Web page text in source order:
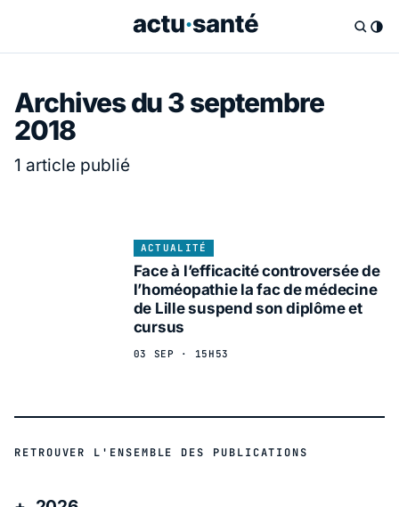
Archives du 3 septembre
2018
1 article publié
ACTUALITÉ
Face à l’efficacité controversée de
l’homéopathie la fac de médecine
de Lille suspend son diplôme et
cursus
03 SEP · 15H53
RETROUVER L'ENSEMBLE DES PUBLICATIONS